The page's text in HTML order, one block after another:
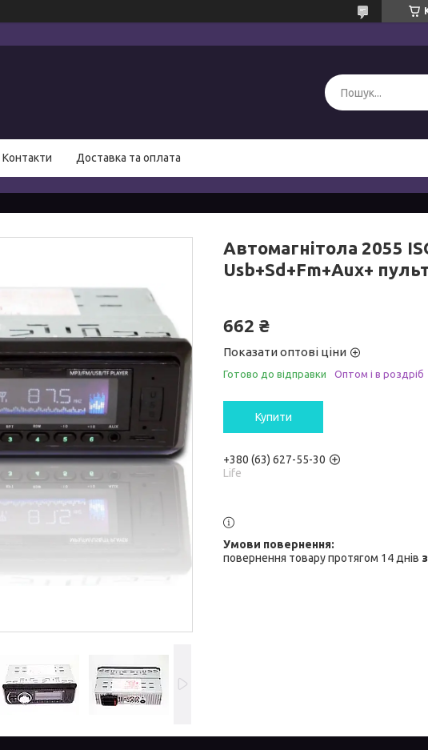
Контакти Доставка та оплата
Автомагнітола 2055
Usb+Sd+Fm+Aux+
662 ₴
Показати оптові ціни
Готово до відправки Оптом і в роздріб
Купити
+380 (63) 627-55-30
Life
повернення товару протягом 14 днів